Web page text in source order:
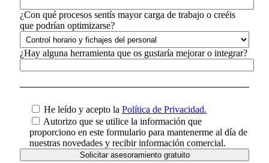
¿Con qué procesos sentís mayor carga de trabajo o creéis
que podrían optimizarse?
¿Hay alguna herramienta que os gustaría mejorar o integrar?
He leído y acepto la Política de Privacidad.
Autorizo que se utilice la información que
proporciono en este formulario para mantenerme al día de
nuestras novedades y recibir información comercial.